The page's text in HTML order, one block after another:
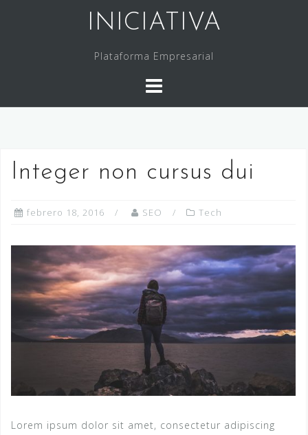
INICIATIVA
Plataforma Empresarial
Integer non cursus dui
febrero 18, 2016 SEO Tech
Lorem ipsum dolor sit amet, consectetur adipiscing